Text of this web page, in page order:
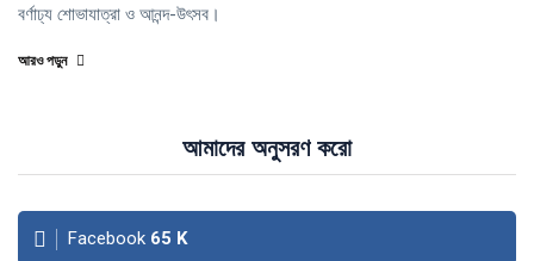
বর্ণাঢ্য শোভাযাত্রা ও আনন্দ-উৎসব।
আরও পড়ুন
আমাদের অনুসরণ করো
Facebook 65 K